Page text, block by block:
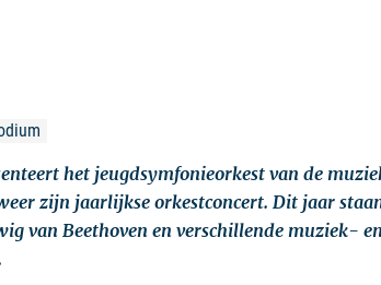
het jeugdsymfonieorkest van de
zijn jaarlijkse orkestconcert. Dit jaar
van Beethoven en verschillende muziek-